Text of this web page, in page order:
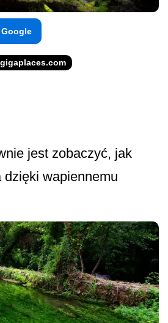
Google
jest zobaczyć, jak
wapiennemu